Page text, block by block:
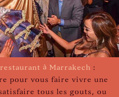
restaurant à Marrakech :
pour vous faire vivre une
tous les gouts, ou